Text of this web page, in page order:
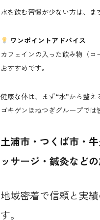
水を飲む習慣が少ない方は、ま
ワンポイントアドバイス
カフェインの入った飲み物（
おすすめです。
健康な体は、まず“水”から整え
ゴキゲンほねつぎグループでは
土浦市・つくば市・
ッサージ・鍼灸など
地域密着で信頼と実
す。